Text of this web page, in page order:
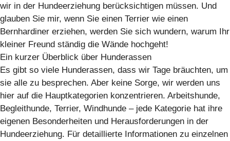
wir in der Hundeerziehung berücksichtigen müssen. Und
glauben Sie mir, wenn Sie einen Terrier wie einen
Bernhardiner erziehen, werden Sie sich wundern, warum Ihr
kleiner Freund ständig die Wände hochgeht!
Ein kurzer Überblick über Hunderassen
Es gibt so viele Hunderassen, dass wir Tage bräuchten, um
sie alle zu besprechen. Aber keine Sorge, wir werden uns
hier auf die Hauptkategorien konzentrieren. Arbeitshunde,
Begleithunde, Terrier, Windhunde – jede Kategorie hat ihre
eigenen Besonderheiten und Herausforderungen in der
Hundeerziehung. Für detaillierte Informationen zu einzelnen